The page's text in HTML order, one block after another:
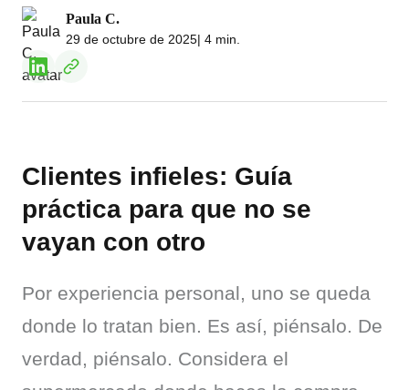
Paula C.
29 de octubre de 2025| 4 min.
Clientes infieles: Guía
práctica para que no se
vayan con otro
Por experiencia personal, uno se queda
donde lo tratan bien. Es así, piénsalo. De
verdad, piénsalo. Considera el